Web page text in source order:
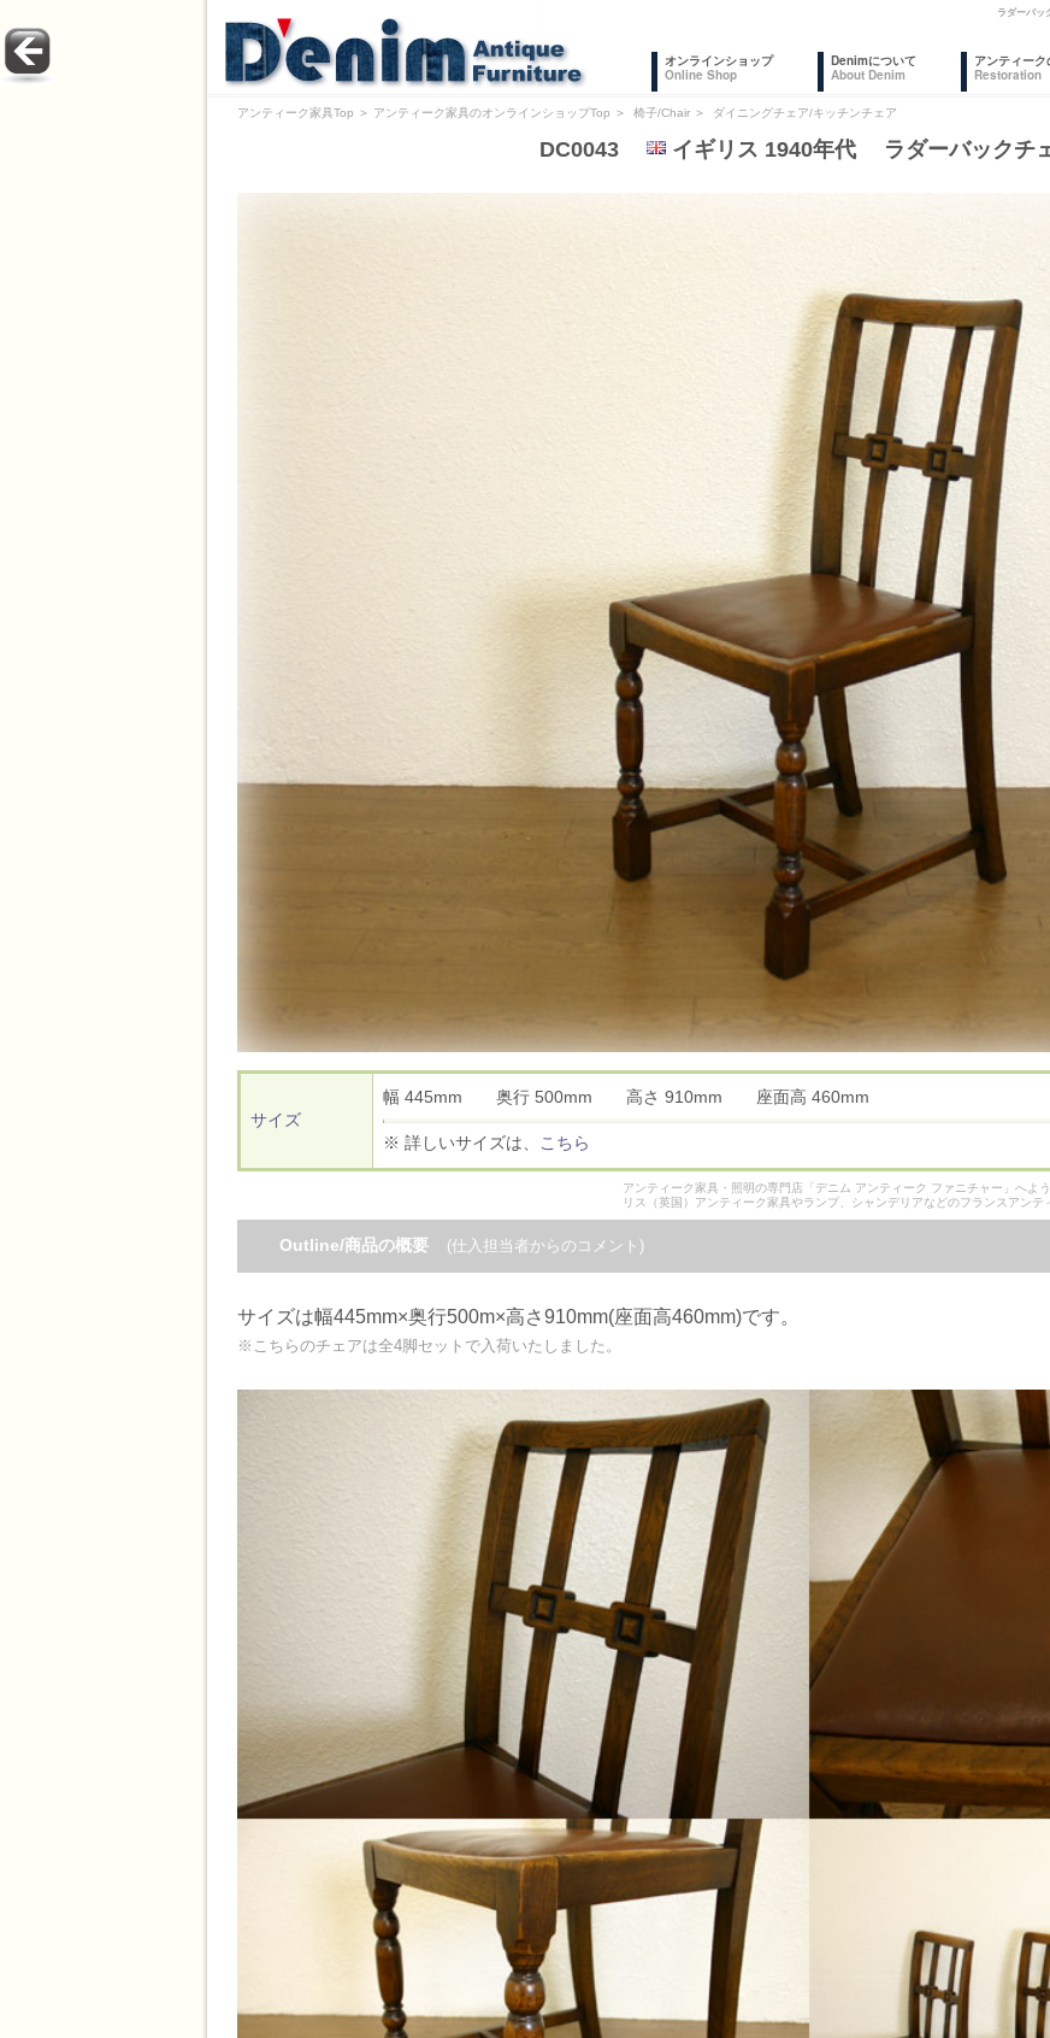
ラダーバッ
オンラインショップ
Online Shop
Denimについて
About Denim
アンティーク
Restoration
アンティーク家具Top ＞ アンティーク家具のオンラインショップTop ＞ 椅子/Chair ＞ ダイニングチェア/キッチンチェア
DC0043 イギリス 1940年代 ラダーバックチ
サイズ
幅 445mm 奥行 500mm 高さ 910mm 座面高 460mm
※ 詳しいサイズは、 こちら
アンティーク家具・照明の専門店「デニム アンティーク ファニチャー」へよ
リス（英国）アンティーク家具やランプ、シャンデリアなどのフランスアン
Outline/商品の概要 (仕入担当者からのコメント)
サイズは幅445mm×奥行500m×高さ910mm(座面高460mm)です。
※こちらのチェアは全4脚セットで入荷いたしました。